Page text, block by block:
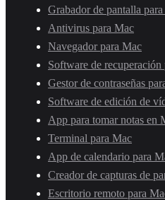
Grabador de pantalla
Antivirus para Mac
Navegador para Mac
Software de recuperación
Gestor de contraseñas
Software de edición de
App para tomar notas en
Terminal para Mac
App de calendario para
Creador de capturas de
Escritorio remoto para